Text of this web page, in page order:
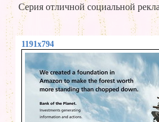
Серия отличной социальной
1191x794